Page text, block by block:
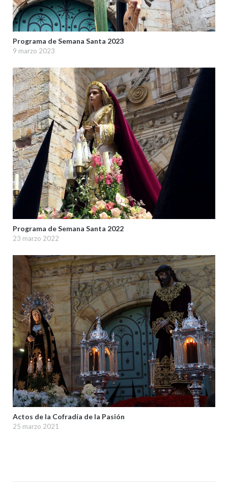
Programa de Semana Santa 2023
9 marzo 2023
Programa de Semana Santa 2022
23 marzo 2022
Actos de la Cofradía de la Pasión
25 marzo 2021